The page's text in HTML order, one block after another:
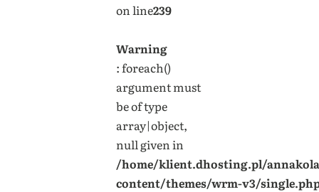
on line239
Warning
: foreach()
argument must
be of type
array|object,
null given in
/home/klient.dhosting.pl/
content/themes/wrm-v3/